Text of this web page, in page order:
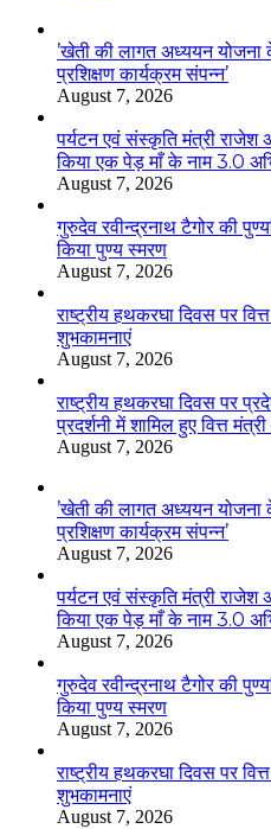
’खेती की लागत अध्ययन योजना
प्रशिक्षण कार्यक्रम संपन्न’
August 7, 2026
पर्यटन एवं संस्कृति मंत्री राजेश
किया एक पेड़ माँ के नाम 3.0
August 7, 2026
गुरुदेव रवीन्द्रनाथ टैगोर की
किया पुण्य स्मरण
August 7, 2026
राष्ट्रीय हथकरघा दिवस पर
शुभकामनाएं
August 7, 2026
राष्ट्रीय हथकरघा दिवस पर
प्रदर्शनी में शामिल हुए वित्त
August 7, 2026
’खेती की लागत अध्ययन योजना
प्रशिक्षण कार्यक्रम संपन्न’
August 7, 2026
पर्यटन एवं संस्कृति मंत्री राजेश
किया एक पेड़ माँ के नाम 3.0
August 7, 2026
गुरुदेव रवीन्द्रनाथ टैगोर की
किया पुण्य स्मरण
August 7, 2026
राष्ट्रीय हथकरघा दिवस पर
शुभकामनाएं
August 7, 2026